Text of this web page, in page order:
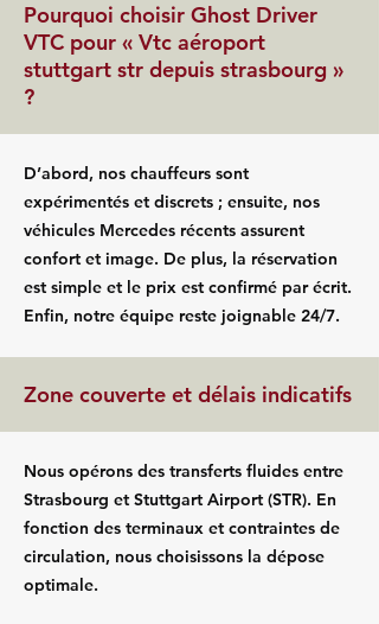
Pourquoi choisir Ghost Driver
VTC pour « Vtc aéroport
stuttgart str depuis strasbourg »
?
D’abord, nos chauffeurs sont
expérimentés et discrets ; ensuite, nos
véhicules Mercedes récents assurent
confort et image. De plus, la réservation
est simple et le prix est confirmé par écrit.
Enfin, notre équipe reste joignable 24/7.
Zone couverte et délais indicatifs
Nous opérons des transferts fluides entre
Strasbourg et Stuttgart Airport (STR). En
fonction des terminaux et contraintes de
circulation, nous choisissons la dépose
optimale.